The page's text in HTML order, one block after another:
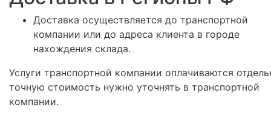
Доставка осуществляется до транспортной
компании или до адреса клиента в городе
нахождения склада.
Услуги транспортной компании оплачиваются
точную стоимость нужно уточнять в транспортной
компании.